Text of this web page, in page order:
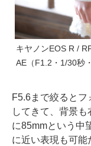
キヤノンEOS R /
AE（F1.2・1/30秒
F5.6まで絞ると
してきて、背景
に85mmという中
に近い表現も可能